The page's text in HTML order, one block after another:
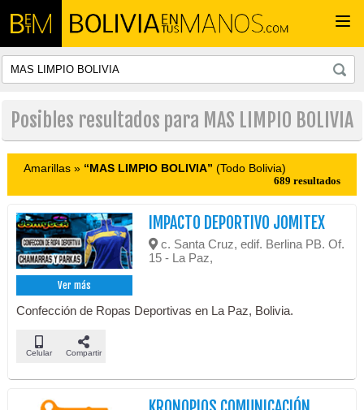
Posibles resultados para MAS LIMPIO BOLIVIA
Amarillas » “MAS LIMPIO BOLIVIA” (Todo Bolivia)
689 resultados
Ver más
IMPACTO DEPORTIVO JOMITEX
c. Santa Cruz, edif. Berlina PB. Of.
15 - La Paz,
Confección de Ropas Deportivas en La Paz, Bolivia.
Celular Compartir